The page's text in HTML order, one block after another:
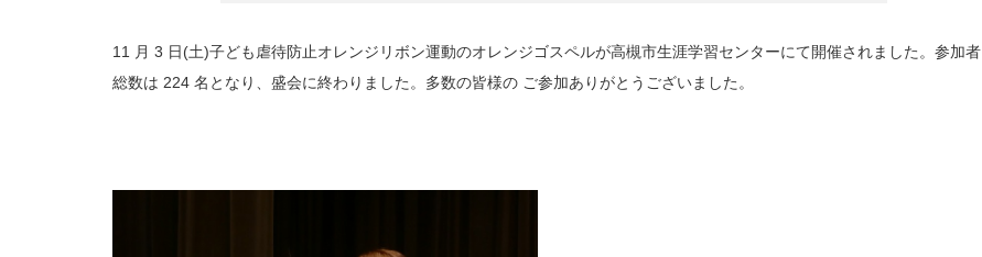
11 月 3 日(土)子ども虐待防止オレンジリボン運動のオレンジゴスペルが高槻市生涯学習センターにて開催されました。参加者
総数は 224 名となり、盛会に終わりました。多数の皆様の ご参加ありがとうございました。